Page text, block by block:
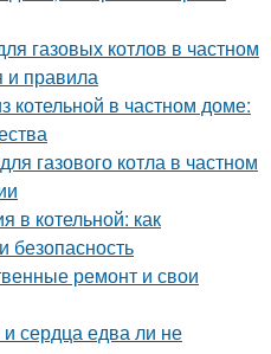
газовых котлов в частном
и правила
котельной в частном доме:
газового котла в частном
в котельной: как
безопасность
ремонт и свои
сердца едва ли не